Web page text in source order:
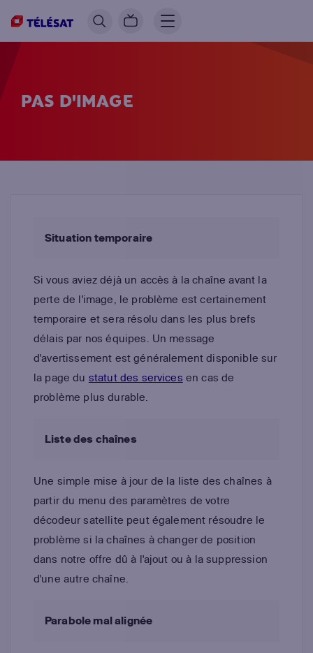
PAS D'IMAGE
Situation temporaire
Si vous aviez déjà un accès à la chaîne avant la
perte de l'image, le problème est certainement
temporaire et sera résolu dans les plus brefs
délais par nos équipes. Un message
d'avertissement est généralement disponible sur
la page du statut des services en cas de
problème plus durable.
Liste des chaînes
Une simple mise à jour de la liste des chaînes à
partir du menu des paramètres de votre
décodeur satellite peut également résoudre le
problème si la chaînes à changer de position
dans notre offre dû à l'ajout ou à la suppression
d'une autre chaîne.
Parabole mal alignée